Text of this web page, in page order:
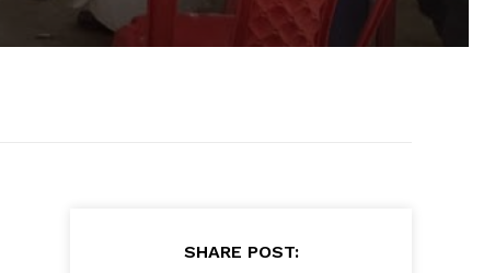
SHARE POST: